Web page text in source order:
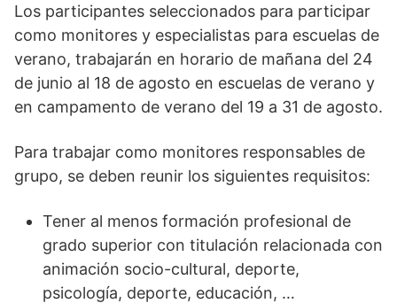
Los participantes seleccionados para participar
como monitores y especialistas para escuelas de
verano, trabajarán en horario de mañana del 24
de junio al 18 de agosto en escuelas de verano y
en campamento de verano del 19 a 31 de agosto.
Para trabajar como monitores responsables de
grupo, se deben reunir los siguientes requisitos:
Tener al menos formación profesional de
grado superior con titulación relacionada con
animación socio-cultural, deporte,
psicología, deporte, educación, …